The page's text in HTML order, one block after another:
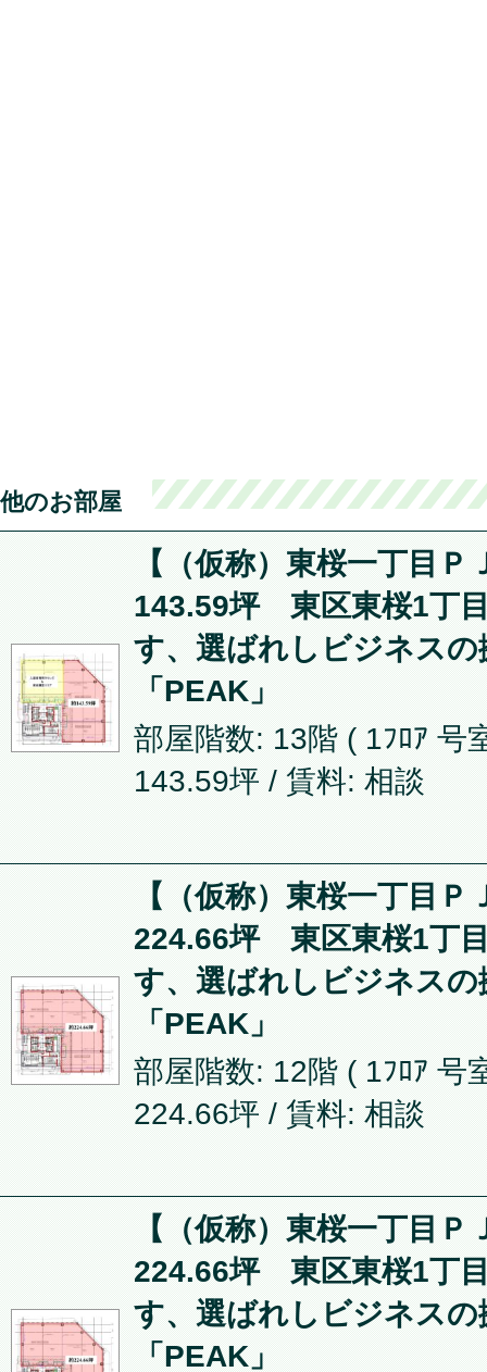
他のお部屋
【（仮称）東桜一丁目Ｐ
143.59坪 東区東桜1丁
す、選ばれしビジネスの
「PEAK」
部屋階数: 13階 ( 1ﾌﾛｱ 号
143.59坪 / 賃料: 相談
【（仮称）東桜一丁目Ｐ
224.66坪 東区東桜1丁
す、選ばれしビジネスの
「PEAK」
部屋階数: 12階 ( 1ﾌﾛｱ 号
224.66坪 / 賃料: 相談
【（仮称）東桜一丁目Ｐ
224.66坪 東区東桜1丁
す、選ばれしビジネスの
「PEAK」